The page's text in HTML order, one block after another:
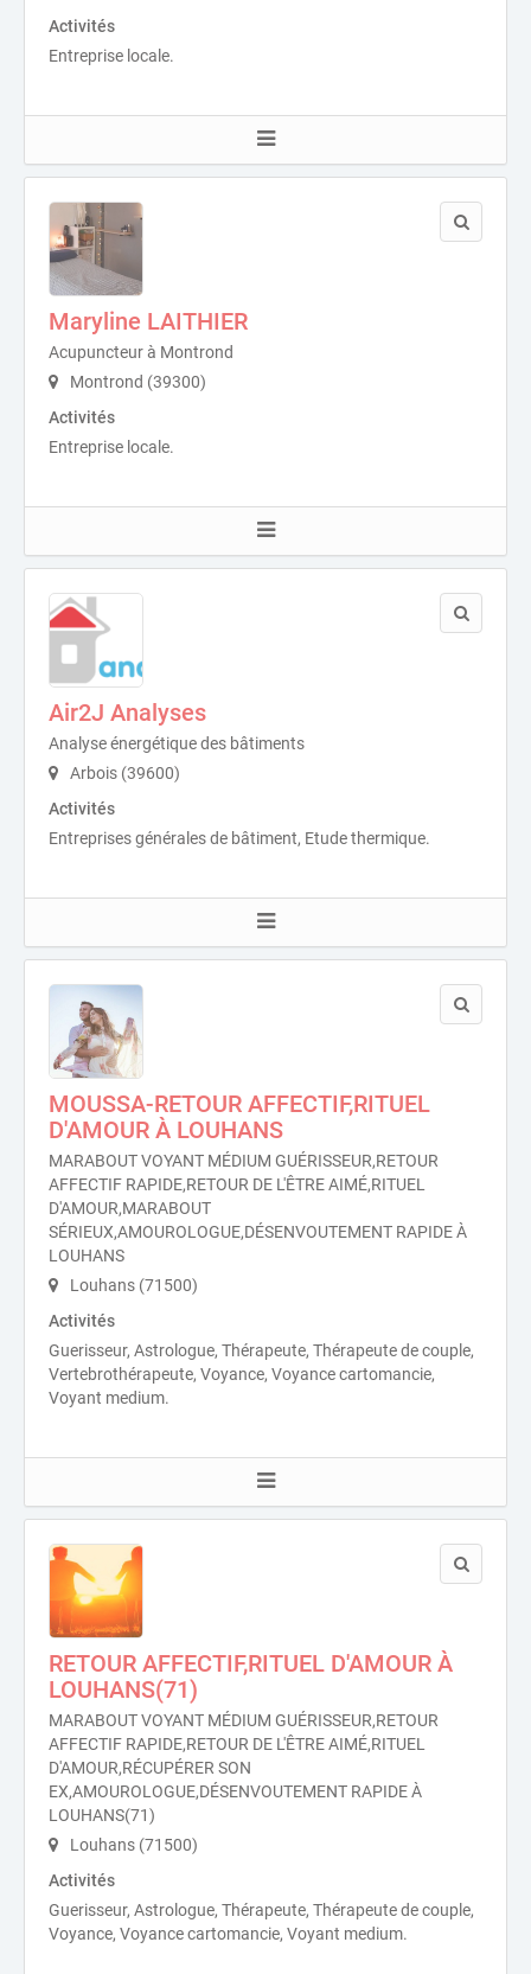
Activités
Entreprise locale.
Maryline LAITHIER
Acupuncteur à Montrond
Montrond (39300)
Activités
Entreprise locale.
Air2J Analyses
Analyse énergétique des bâtiments
Arbois (39600)
Activités
Entreprises générales de bâtiment, Etude thermique.
MOUSSA-RETOUR AFFECTIF,RITUEL
D'AMOUR À LOUHANS
MARABOUT VOYANT MÉDIUM GUÉRISSEUR,RETOUR
AFFECTIF RAPIDE,RETOUR DE L'ÊTRE AIMÉ,RITUEL
D'AMOUR,MARABOUT
SÉRIEUX,AMOUROLOGUE,DÉSENVOUTEMENT RAPIDE À
LOUHANS
Louhans (71500)
Activités
Guerisseur, Astrologue, Thérapeute, Thérapeute de couple,
Vertebrothérapeute, Voyance, Voyance cartomancie,
Voyant medium.
RETOUR AFFECTIF,RITUEL D'AMOUR À
LOUHANS(71)
MARABOUT VOYANT MÉDIUM GUÉRISSEUR,RETOUR
AFFECTIF RAPIDE,RETOUR DE L'ÊTRE AIMÉ,RITUEL
D'AMOUR,RÉCUPÉRER SON
EX,AMOUROLOGUE,DÉSENVOUTEMENT RAPIDE À
LOUHANS(71)
Louhans (71500)
Activités
Guerisseur, Astrologue, Thérapeute, Thérapeute de couple,
Voyance, Voyance cartomancie, Voyant medium.